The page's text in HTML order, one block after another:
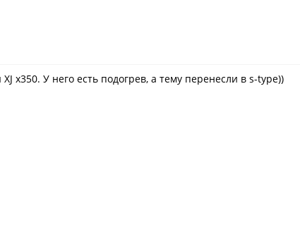
x350. У него есть подогрев, а тему перенесли в s-type))